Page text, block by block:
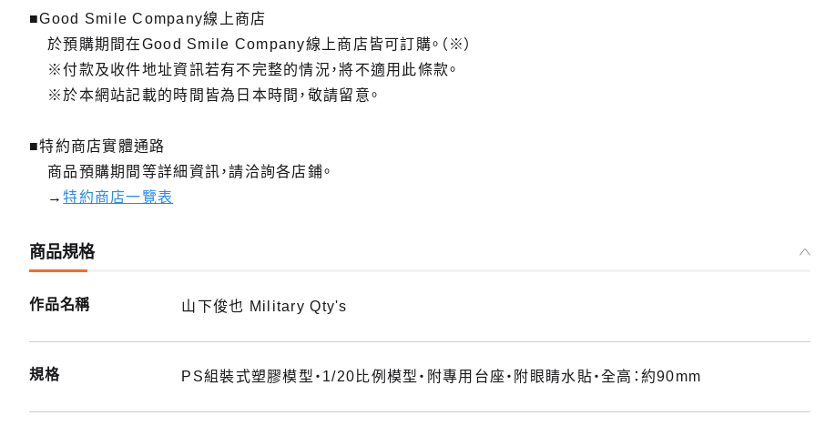
預購截止
PLAMAX MF-39 minimum factory Burney 自行塗裝版 -預定於 2019年10月發售
■Good Smile Company線上商店
於預購期間在Good Smile Company線上商店皆可訂購。（※）
※付款及收件地址資訊若有不完整的情況，將不適用此條款。
※於本網站記載的時間皆為日本時間，敬請留意。
■特約商店實體通路
商品預購期間等詳細資訊，請洽詢各店鋪。
→特約商店一覽表
商品規格
作品名稱 山下俊也 Military Qty's
規格 PS組裝式塑膠模型・1/20比例模型・附專用台座・附眼睛水貼・全高：約90mm